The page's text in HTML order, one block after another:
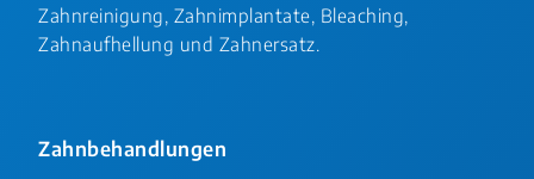
Zahnreinigung, Zahnimplantate, Bleaching,
Zahnaufhellung und Zahnersatz.
Zahnbehandlungen